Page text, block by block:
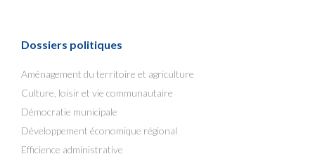
Dossiers politiques
Aménagement du territoire et agriculture
Culture, loisir et vie communautaire
Démocratie municipale
Développement économique régional
Efficience administrative